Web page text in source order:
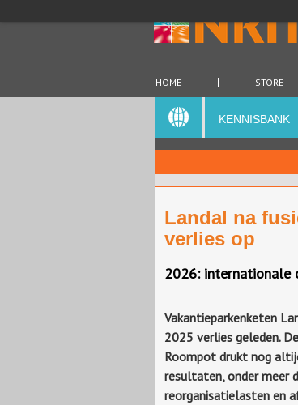
HOME STORE
KENNISBANK
Landal na
verlies op
2026: internationale
Vakantieparkenketen
2025 verlies geleden.
Roompot drukt nog
resultaten, onder meer
reorganisatielasten en